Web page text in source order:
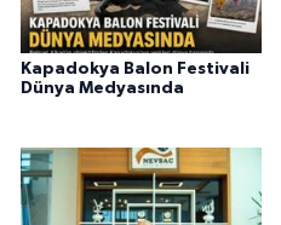
Kapadokya Balon Festivali
Dünya Medyasında